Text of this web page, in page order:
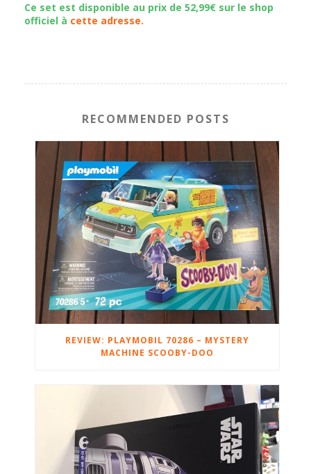
Ce set est disponible au prix de 52,99€ sur le shop
officiel à cette adresse.
RECOMMENDED POSTS
REVIEW: PLAYMOBIL 70286 – MYSTERY
MACHINE SCOOBY-DOO